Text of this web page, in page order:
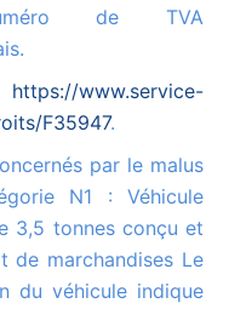
de TVA
https://www.service-
F35947.
N1 : Véhicule
3,5 tonnes conçu et
de marchandises Le
du véhicule indique